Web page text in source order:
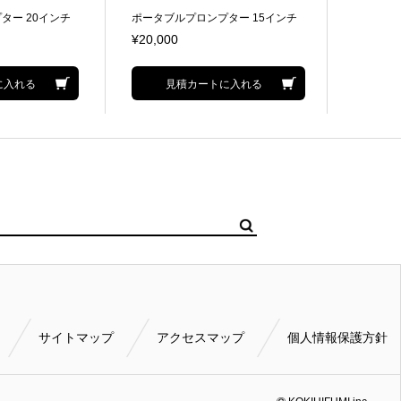
ー 20インチ
入れる
ポータブルプロンプター 15インチ
具付属
¥20,000
見積カートに入れる
サイトマップ アクセスマップ 個人情報保護方針